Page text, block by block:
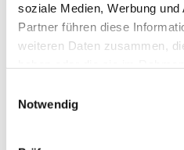
soziale Medien, Werbung
Partner führen diese
weiteren Daten zusammen,
Notwendig